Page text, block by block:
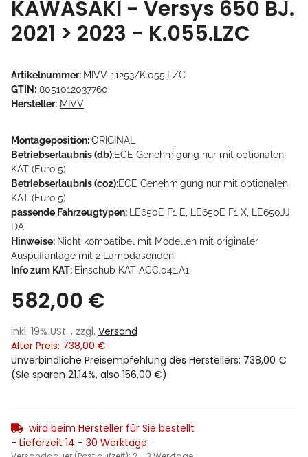
KAWASAKI - Versys 650 BJ.
2021 > 2023 - K.055.LZC
Artikelnummer: MIVV-11253/K.055.LZC
GTIN: 8051012037760
Hersteller: MIVV
Montageposition:ORIGINAL
Betriebserlaubnis (db):ECE Genehmigung nur mit optionalen
KAT (Euro 5)
Betriebserlaubnis (co2):ECE Genehmigung nur mit optionalen
KAT (Euro 5)
passende Fahrzeugtypen:
LE650E F1 E, LE650E F1 X, LE650JJ
DA
Hinweise: Nicht kompatibel mit Modellen mit originaler
Auspuffanlage mit 2 Lambdasonden.
Info zum KAT: Einschub KAT ACC.041.A1
582,00 €
inkl. 19% USt. , zzgl. Versand
Alter Preis: 738,00 €
Unverbindliche Preisempfehlung des Herstellers: 738,00 €
(Sie sparen 21.14%, also 156,00 €)
wird beim Hersteller für Sie bestellt
- Lieferzeit 14 - 30 Werktage